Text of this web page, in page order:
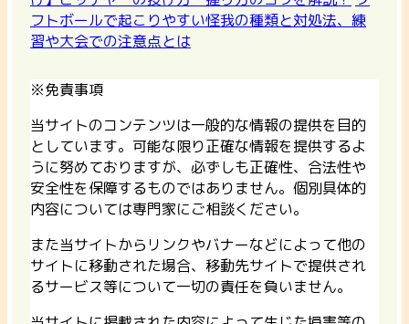
フトボールで起こりやすい怪我の種類と対処法、練
習や大会での注意点とは
※免責事項
当サイトのコンテンツは一般的な情報の提供を目的
としています。可能な限り正確な情報を提供するよ
うに努めておりますが、必ずしも正確性、合法性や
安全性を保障するものではありません。個別具体的
内容については専門家にご相談ください。
また当サイトからリンクやバナーなどによって他の
サイトに移動された場合、移動先サイトで提供され
るサービス等について一切の責任を負いません。